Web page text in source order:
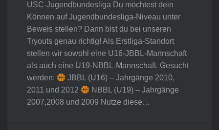
USC-Jugendbundesliga Du möchtest dein
Können auf Jugendbundesliga-Niveau unter
Beweis stellen? Dann bist du bei unseren
Tryouts genau richtig! Als Erstliga-Standort
stellen wir sowohl eine U16-JBBL-Mannschaft
als auch eine U19-NBBL-Mannschaft. Gesucht
werden:
JBBL (U16) – Jahrgänge 2010,
2011 und 2012
NBBL (U19) – Jahrgänge
2007,2008 und 2009 Nutze diese…